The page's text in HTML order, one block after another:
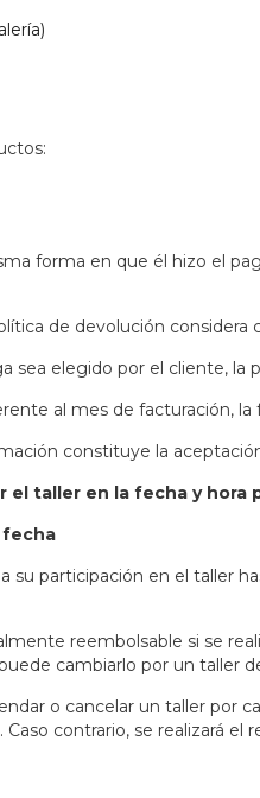
forma en que él hizo el
de devolución
sea elegido por el cliente, la
al mes de facturación, la
constituye la
taller en la fecha y hora
fecha
su participación en el taller
reembolsable si se
cambiarlo por un taller
o cancelar un taller por
contrario, se realizará